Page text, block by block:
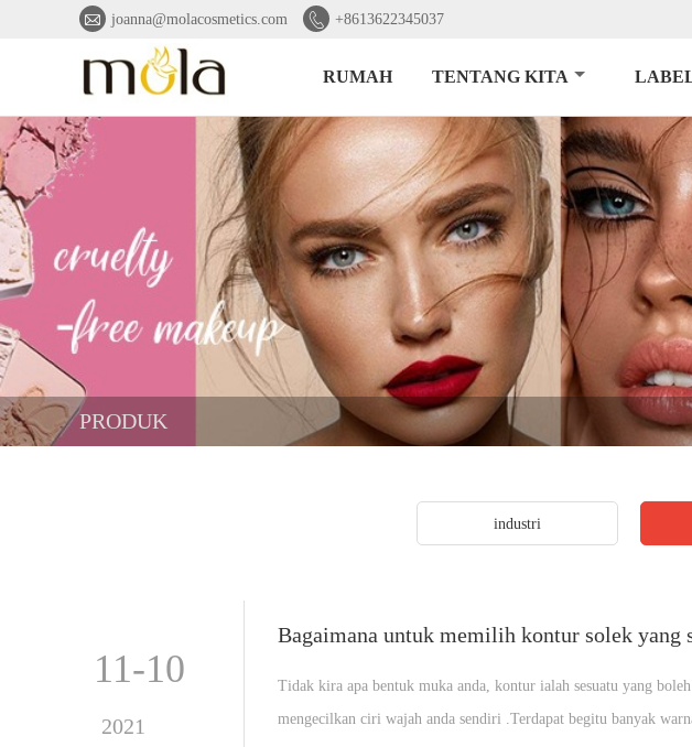
 joanna@molacosmetics.com  +8613622345037
RUMAH TENTANG KITA
PRODUK
industri
11-10
2021
Bagaimana untuk memilih kontur solek yang
Tidak kira apa bentuk muka anda, kontur ialah sesuatu yang
mengecilkan ciri wajah anda sendiri .Terdapat begitu banyak